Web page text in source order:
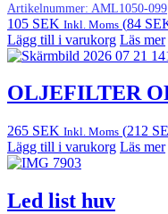
Artikelnummer: AML1050-099
105 SEK Inkl. Moms (84
Lägg till i varukorg Läs mer
OLJEFILTER
265 SEK Inkl. Moms (212
Lägg till i varukorg Läs mer
Led list huv